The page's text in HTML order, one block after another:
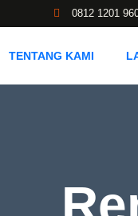
0812 1201
TENTANG KAMI